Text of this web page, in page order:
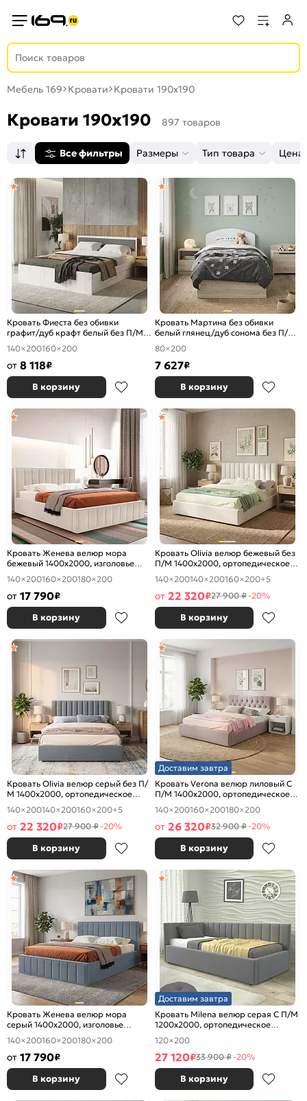
Мебель 169 Кровати Кровати 190x190
Кровати 190x190 897 товаров
Все фильтры Размеры Тип товара Цена
Кровать Фиеста без обивки
графит/дуб крафт белый без П/М
1400x2000, изголовье жесткое
140×200160×200
от 8 118₽
В корзину
Кровать Мартина без обивки
белый глянец/дуб сонома без П/М
800x2000, изголовье жесткое
80×200
7 627₽
В корзину
Кровать Женева велюр мора
бежевый 1400x2000, изголовье
мягкое
140×200160×200180×200
от 17 790₽
В корзину
Кровать Olivia велюр бежевый без
П/М 1400x2000, ортопедическое
основание, изголовье мягкое
140×200140×200160×200+5
от 22 320₽27 900 ₽-20%
В корзину
Кровать Olivia велюр серый без П/
М 1400x2000, ортопедическое
основание, изголовье мягкое
140×200140×200160×200+5
от 22 320₽27 900 ₽-20%
В корзину
Доставим завтра
Кровать Verona велюр лиловый С
П/М 1400x2000, ортопедическое
основание, изголовье мягкое
140×200160×200180×200
от 26 320₽32 900 ₽-20%
В корзину
Кровать Женева велюр мора
серый 1400x2000, изголовье
мягкое
140×200160×200180×200
от 17 790₽
В корзину
Доставим завтра
Кровать Milena велюр серая С П/М
1200x2000, ортопедическое
основание, изголовье мягкое
120×200
27 120₽33 900 ₽-20%
В корзину